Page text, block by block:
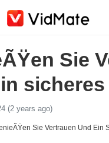
Sie
(2 years ago)